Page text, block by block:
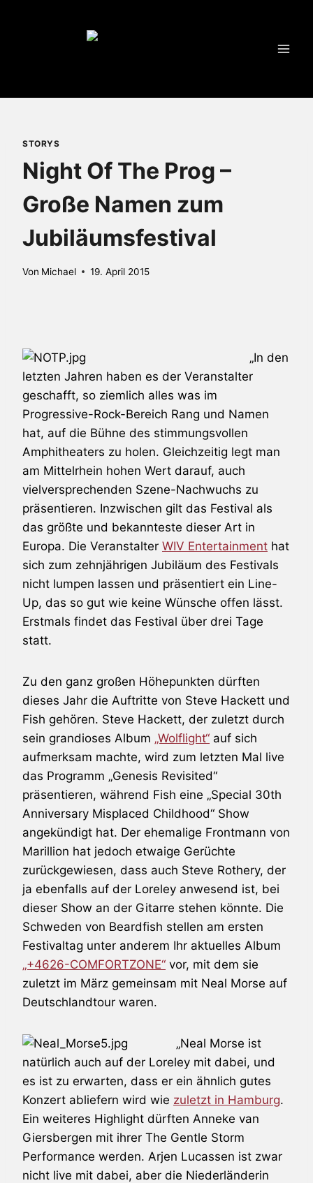
STORYS
Night Of The Prog –
Große Namen zum
Jubiläumsfestival
Von Michael 19. April 2015
„In den
letzten Jahren haben es der Veranstalter
geschafft, so ziemlich alles was im
Progressive-Rock-Bereich Rang und Namen
hat, auf die Bühne des stimmungsvollen
Amphitheaters zu holen. Gleichzeitig legt man
am Mittelrhein hohen Wert darauf, auch
vielversprechenden Szene-Nachwuchs zu
präsentieren. Inzwischen gilt das Festival als
das größte und bekannteste dieser Art in
Europa. Die Veranstalter WIV Entertainment hat
sich zum zehnjährigen Jubiläum des Festivals
nicht lumpen lassen und präsentiert ein Line-
Up, das so gut wie keine Wünsche offen lässt.
Erstmals findet das Festival über drei Tage
statt.
Zu den ganz großen Höhepunkten dürften
dieses Jahr die Auftritte von Steve Hackett und
Fish gehören. Steve Hackett, der zuletzt durch
sein grandioses Album „Wolflight“ auf sich
aufmerksam machte, wird zum letzten Mal live
das Programm „Genesis Revisited“
präsentieren, während Fish eine „Special 30th
Anniversary Misplaced Childhood“ Show
angekündigt hat. Der ehemalige Frontmann von
Marillion hat jedoch etwaige Gerüchte
zurückgewiesen, dass auch Steve Rothery, der
ja ebenfalls auf der Loreley anwesend ist, bei
dieser Show an der Gitarre stehen könnte. Die
Schweden von Beardfish stellen am ersten
Festivaltag unter anderem Ihr aktuelles Album
„+4626-COMFORTZONE“ vor, mit dem sie
zuletzt im März gemeinsam mit Neal Morse auf
Deutschlandtour waren.
„Neal Morse ist
natürlich auch auf der Loreley mit dabei, und
es ist zu erwarten, dass er ein ähnlich gutes
Konzert abliefern wird wie zuletzt in Hamburg.
Ein weiteres Highlight dürften Anneke van
Giersbergen mit ihrer The Gentle Storm
Performance werden. Arjen Lucassen ist zwar
nicht live mit dabei, aber die Niederländerin